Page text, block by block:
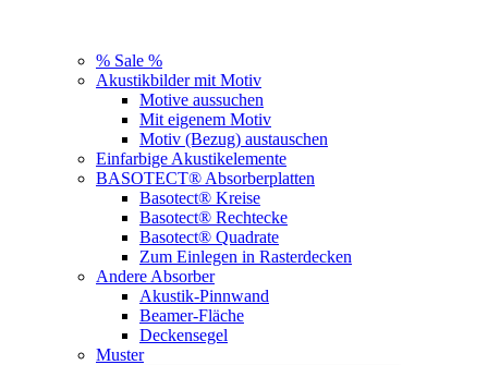
% Sale %
Akustikbilder mit Motiv
Motive aussuchen
Mit eigenem Motiv
Motiv (Bezug) austauschen
Einfarbige Akustikelemente
BASOTECT® Absorberplatten
Basotect® Kreise
Basotect® Rechtecke
Basotect® Quadrate
Zum Einlegen in Rasterdecken
Andere Absorber
Akustik-Pinnwand
Beamer-Fläche
Deckensegel
Muster